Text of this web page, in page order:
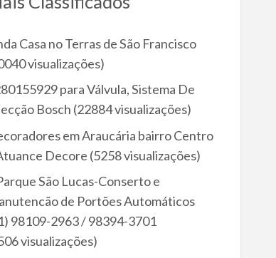
Casa no Terras de São Francisco
visualizações)
para Válvula, Sistema De
Bosch (22884 visualizações)
em Araucária bairro Centro
Decore (5258 visualizações)
São Lucas-Conserto e
de Portões Automáticos
98109-2963 / 98394-3701
visualizações)